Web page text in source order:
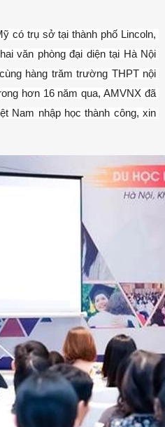
có trụ sở tại thành phố Lincoln,
văn phòng đại diện tại Hà Nội
hàng trăm trường THPT nội
hơn 16 năm qua, AMVNX đã
Nam nhập học thành công, xin